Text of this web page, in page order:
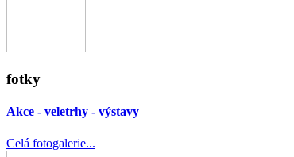
fotky
Akce - veletrhy - výstavy
Celá fotogalerie...